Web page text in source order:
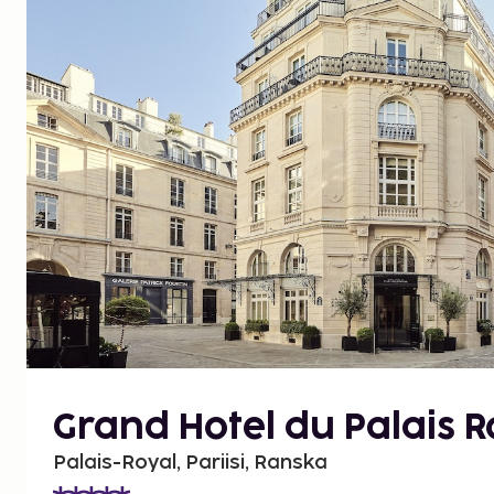
Grand Hotel du Palais
Palais-Royal, Pariisi, Ranska